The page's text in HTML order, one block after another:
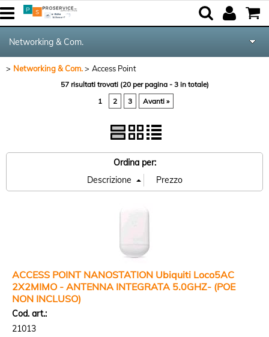
Tutte le Categorie
Networking & Com.
Notebook & GPS
Networking & Com. Access Point
57 risultati trovati (20 per pagina - 3 in totale)
1
2 3 Avanti »
Ordina per:
ACCESS POINT NANOSTATION Ubiquiti Loco5AC
2X2MIMO - ANTENNA INTEGRATA 5.0GHZ- (POE
NON INCLUSO)
Cod. art.:
21013